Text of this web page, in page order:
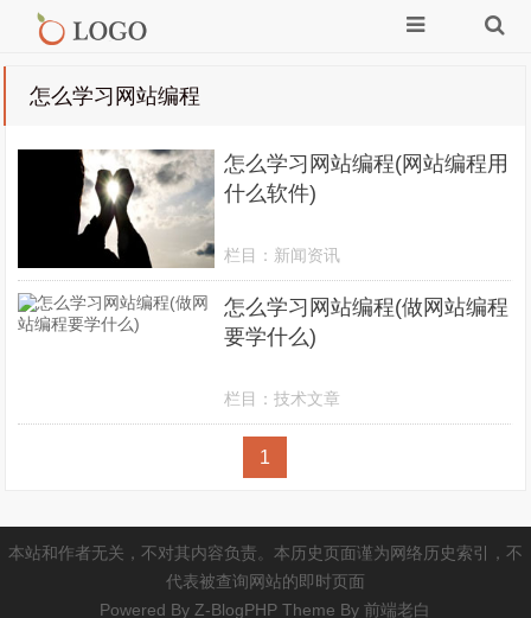
怎么学习网站编程
怎么学习网站编程(网站编程用
什么软件)
栏目： 新闻资讯
怎么学习网站编程(做网站编程
要学什么)
栏目：技术文章
1
本站和作者无关，不对其内容负责。本历史页面谨为网络历史索引，不
代表被查询网站的即时页面
Powered By Z-BlogPHP Theme By前端老白